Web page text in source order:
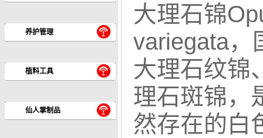
养护管理
植料工具
仙人掌制品
大理石锦
variegata，
大理石纹锦
理石斑锦，
然存在的白